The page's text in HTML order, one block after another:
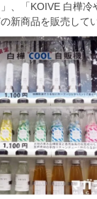
、「KOIVE 白樺
新商品を販売して